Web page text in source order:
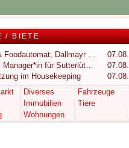
/ BIETE
Snack- & Foodautomat; Dallmayr S150
07.08.
Category Manager*in für Sutterlüty gesucht
07.08.
im Housekeeping
07.08.
Diverses
Fahrzeuge
Immobilien
Tiere
Wohnungen